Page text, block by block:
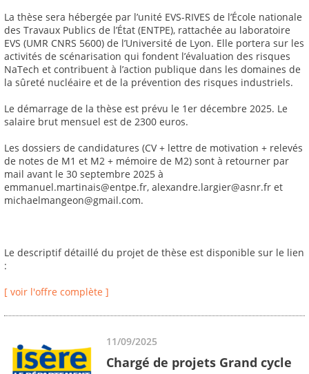
La thèse sera hébergée par l’unité EVS-RIVES de l’École nationale
des Travaux Publics de l’État (ENTPE), rattachée au laboratoire
EVS (UMR CNRS 5600) de l’Université de Lyon. Elle portera sur les
activités de scénarisation qui fondent l’évaluation des risques
NaTech et contribuent à l’action publique dans les domaines de
la sûreté nucléaire et de la prévention des risques industriels.
Le démarrage de la thèse est prévu le 1er décembre 2025. Le
salaire brut mensuel est de 2300 euros.
Les dossiers de candidatures (CV + lettre de motivation + relevés
de notes de M1 et M2 + mémoire de M2) sont à retourner par
mail avant le 30 septembre 2025 à
emmanuel.martinais@entpe.fr, alexandre.largier@asnr.fr et
michaelmangeon@gmail.com.
Le descriptif détaillé du projet de thèse est disponible sur le lien
:
[ voir l'offre complète ]
11/09/2025
Chargé de projets Grand cycle